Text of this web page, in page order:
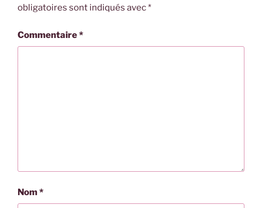
obligatoires sont indiqués avec*
Commentaire*
Nom*